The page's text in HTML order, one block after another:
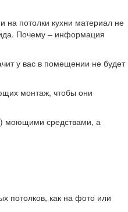
на потолки кухни материал не
Почему – информация
у вас в помещении не будет
монтаж, чтобы они
моющими средствами, а
потолков, как на фото или